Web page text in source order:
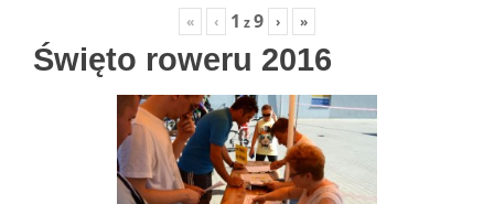
« ‹ 1 z9 › »
Święto roweru 2016